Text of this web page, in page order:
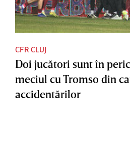
CFR CLUJ
Doi jucători sunt în
meciul cu Tromso din
accidentărilor